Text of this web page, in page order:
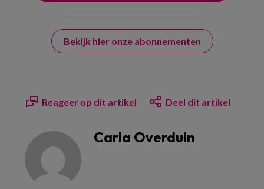
Bekijk hier onze abonnementen
Reageer op dit artikel Deel dit artikel
Carla Overduin